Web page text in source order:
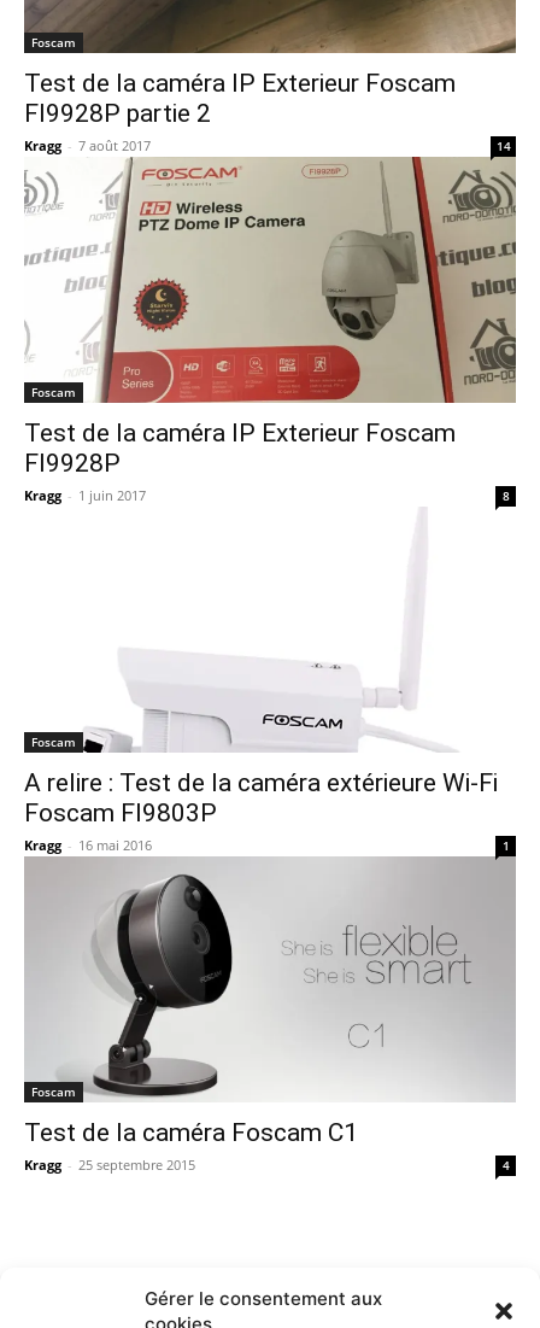
Gérer le consentement aux
Foscam
Test de la caméra IP Exterieur Foscam
FI9928P partie 2
Kragg - 7 août 2017 14
Foscam
Test de la caméra IP Exterieur Foscam
FI9928P
Kragg - 1 juin 2017 8
Foscam
A relire : Test de la caméra extérieure Wi-Fi
Foscam FI9803P
Kragg - 16 mai 2016 1
Foscam
Test de la caméra Foscam C1
Kragg - 25 septembre 2015 4